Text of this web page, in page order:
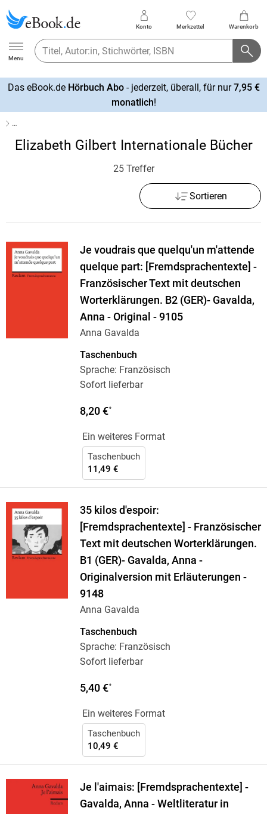
Ebook.de
Menu
Konto Merkzettel Warenkorb
Das eBook.de Hörbuch Abo- jederzeit, überall, für nur7,95 €
monatlich!
…
Elizabeth Gilbert Internationale Bücher
25 Treffer
Sortieren
Je voudrais que quelqu'un m'attende
quelque part: [Fremdsprachentexte] -
Französischer Text mit deutschen
Worterklärungen. B2 (GER)- Gavalda,
Anna - Original - 9105
Anna Gavalda
Taschenbuch
Sprache: Französisch
Sofort lieferbar
8,20 €*
Ein weiteres Format
Taschenbuch
11,49 €
35 kilos d'espoir:
[Fremdsprachentexte] - Französischer
Text mit deutschen Worterklärungen.
B1 (GER)- Gavalda, Anna -
Originalversion mit Erläuterungen -
9148
Anna Gavalda
Taschenbuch
Sprache: Französisch
Sofort lieferbar
5,40 €*
Ein weiteres Format
Taschenbuch
10,49 €
Je l'aimais: [Fremdsprachentexte] -
Gavalda, Anna - Weltliteratur in